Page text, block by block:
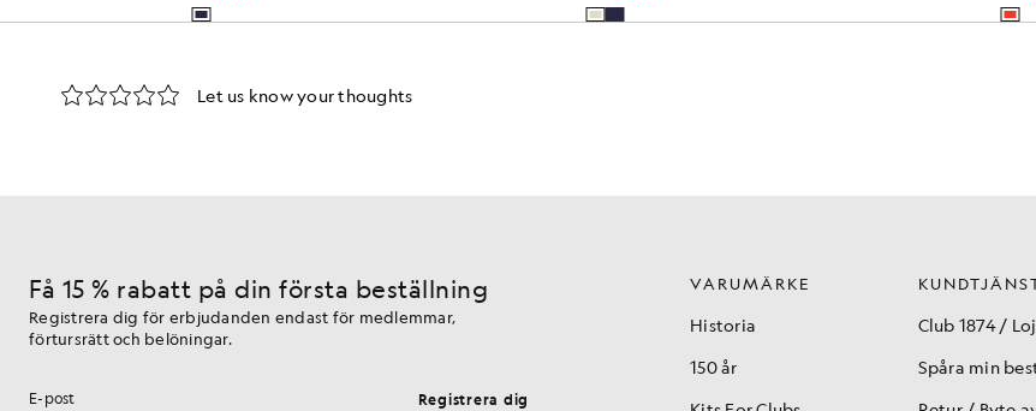
Få 15 % rabatt på din första beställning
Registrera dig för erbjudanden endast för medlemmar,
förtursrätt och belöningar.
Registrera dig
VARUMÄRKE
Historia
150 år
Club 1874 /
Spåra min